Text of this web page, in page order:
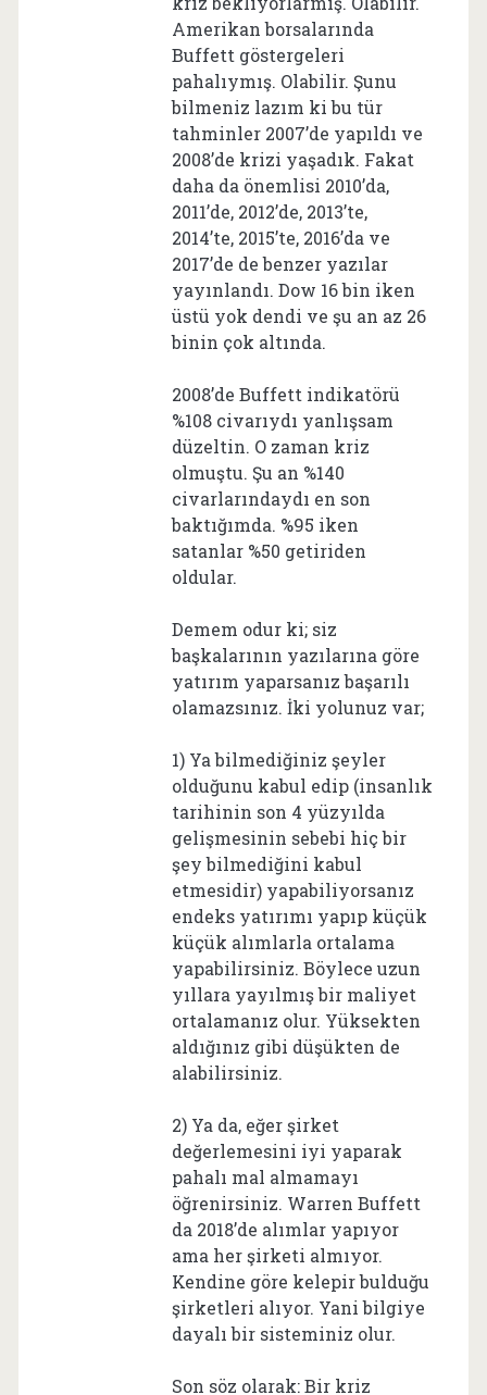
Amerikan borsalarında
Buffett göstergeleri
pahalıymış. Olabilir. Şunu
bilmeniz lazım ki bu tür
tahminler 2007’de yapıldı ve
2008’de krizi yaşadık. Fakat
daha da önemlisi 2010’da,
2011’de, 2012’de, 2013’te,
2014’te, 2015’te, 2016’da ve
2017’de de benzer yazılar
yayınlandı. Dow 16 bin iken
üstü yok dendi ve şu an az 26
binin çok altında.
2008’de Buffett indikatörü
%108 civarıydı yanlışsam
düzeltin. O zaman kriz
olmuştu. Şu an %140
civarlarındaydı en son
baktığımda. %95 iken
satanlar %50 getiriden
oldular.
Demem odur ki; siz
başkalarının yazılarına göre
yatırım yaparsanız başarılı
olamazsınız. İki yolunuz var;
1) Ya bilmediğiniz şeyler
olduğunu kabul edip (insanlık
tarihinin son 4 yüzyılda
gelişmesinin sebebi hiç bir
şey bilmediğini kabul
etmesidir) yapabiliyorsanız
endeks yatırımı yapıp küçük
küçük alımlarla ortalama
yapabilirsiniz. Böylece uzun
yıllara yayılmış bir maliyet
ortalamanız olur. Yüksekten
aldığınız gibi düşükten de
alabilirsiniz.
2) Ya da, eğer şirket
değerlemesini iyi yaparak
pahalı mal almamayı
öğrenirsiniz. Warren Buffett
da 2018’de alımlar yapıyor
ama her şirketi almıyor.
Kendine göre kelepir bulduğu
şirketleri alıyor. Yani bilgiye
dayalı bir sisteminiz olur.
Son söz olarak: Bir kriz